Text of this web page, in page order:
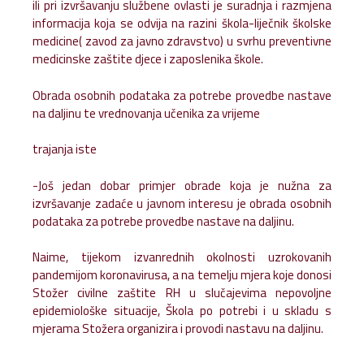
ili pri izvršavanju službene ovlasti je suradnja i razmjena
informacija koja se odvija na razini škola-liječnik školske
medicine( zavod za javno zdravstvo) u svrhu preventivne
medicinske zaštite djece i zaposlenika škole.
Obrada osobnih podataka za potrebe provedbe nastave
na daljinu te vrednovanja učenika za vrijeme
trajanja iste
-Još jedan dobar primjer obrade koja je nužna za
izvršavanje zadaće u javnom interesu je obrada osobnih
podataka za potrebe provedbe nastave na daljinu.
Naime, tijekom izvanrednih okolnosti uzrokovanih
pandemijom koronavirusa, a na temelju mjera koje donosi
Stožer civilne zaštite RH u slučajevima nepovoljne
epidemiološke situacije, Škola po potrebi i u skladu s
mjerama Stožera organizira i provodi nastavu na daljinu.